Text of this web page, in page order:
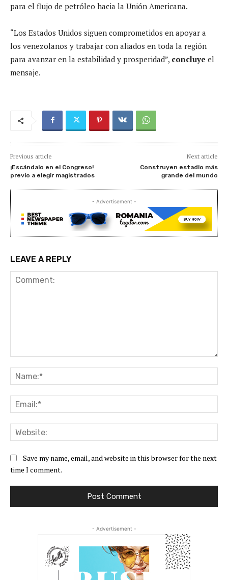
para el flujo de petróleo hacia la Unión Americana.
“Los Estados Unidos siguen comprometidos en apoyar a
los venezolanos y trabajar con aliados en toda la región
para avanzar en la estabilidad y prosperidad”, concluye el
mensaje.
Previous article
¡Escándalo en el Congreso!
previo a elegir magistrados
Next article
Construyen estadio más
grande del mundo
- Advertisement -
LEAVE A REPLY
Save my name, email, and website in this browser for the next
time I comment.
- Advertisement -